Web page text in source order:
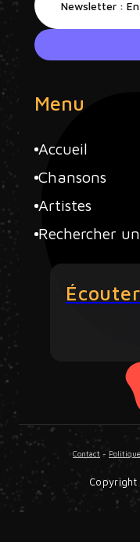
Menu
Accueil
Chansons
Artistes
Rechercher
Contact -